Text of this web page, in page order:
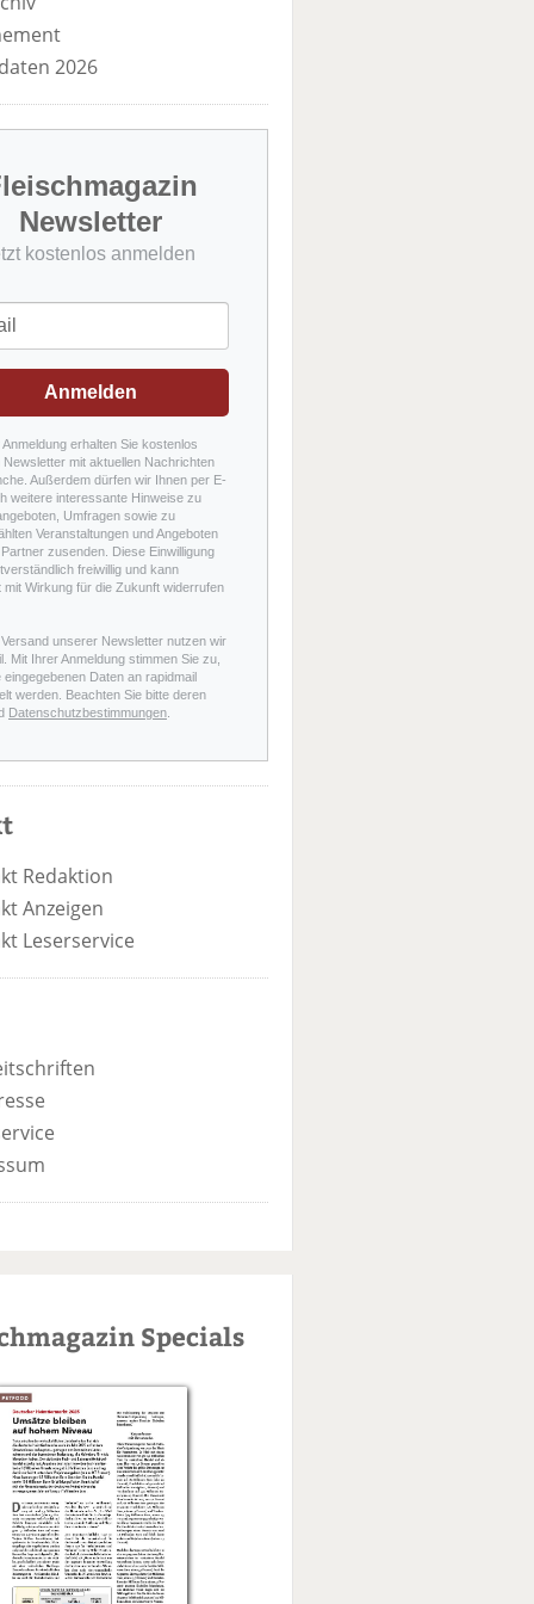
2026
Newsletter
kostenlos anmelden
Anmelden
Anmeldung erhalten Sie kostenlos
Newsletter mit aktuellen Nachrichten
Außerdem dürfen wir Ihnen per E-
weitere interessante Hinweise zu
Umfragen sowie zu
Veranstaltungen und Angeboten
zusenden. Diese Einwilligung
freiwillig und kann
mit Wirkung für die Zukunft widerrufen
unserer Newsletter nutzen wir
Mit Ihrer Anmeldung stimmen Sie zu,
eingegebenen Daten an rapidmail
werden. Beachten Sie bitte deren
Datenschutzbestimmungen
Redaktion
Anzeigen
Leserservice
Specials